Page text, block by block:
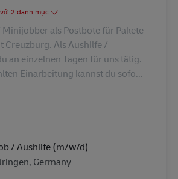
Công việc tương ứng với 2 danh mục
als Postbote für Pakete
Creuzburg. Als Aushilfe /
an einzelnen Tagen für uns tätig.
Einarbeitung kannst du sofo...
/ Aushilfe (m/w/d)
Germany